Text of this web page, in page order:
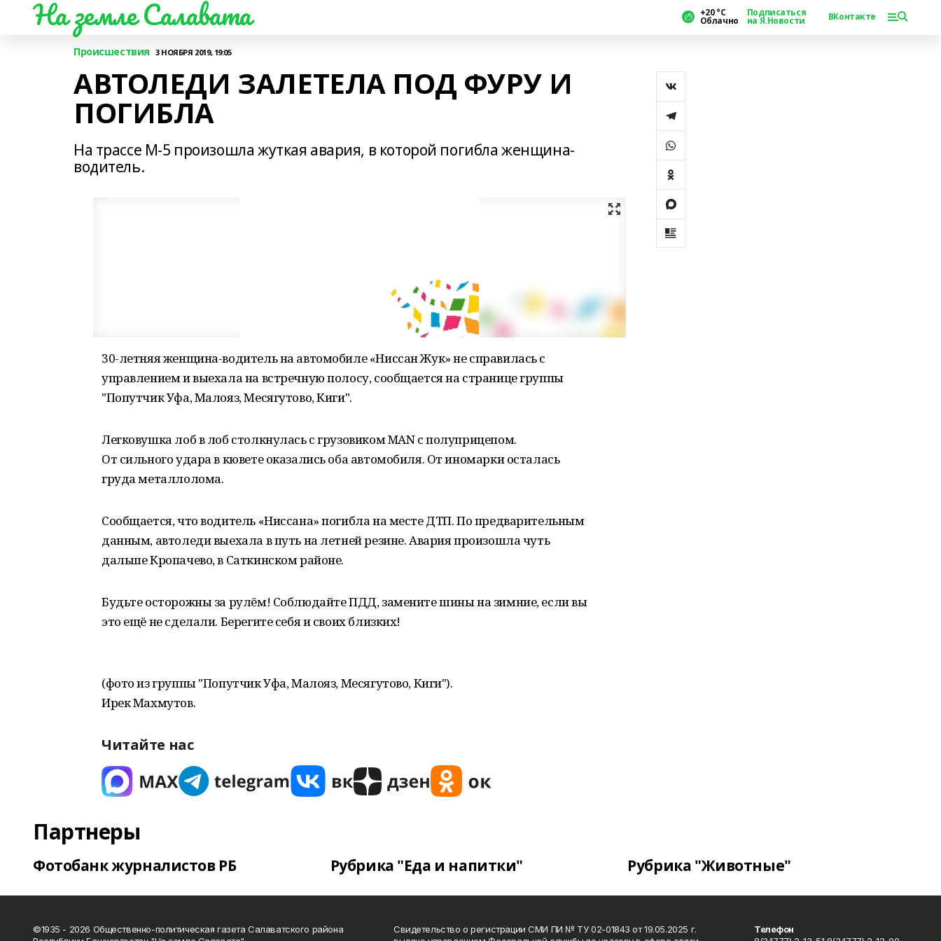
На земле Салавата +20 °С
Облачно
Подписаться
на Я.Новости ВКонтакте
Происшествия 3 НОЯБРЯ 2019, 19:05
АВТОЛЕДИ ЗАЛЕТЕЛА ПОД ФУРУ И
ПОГИБЛА
На трассе М-5 произошла жуткая авария, в которой погибла женщина-
водитель.
30-летняя женщина-водитель на автомобиле «Ниссан Жук» не справилась с
управлением и выехала на встречную полосу, сообщается на странице группы
"Попутчик Уфа, Малояз, Месягутово, Киги".
Легковушка лоб в лоб столкнулась с грузовиком MAN c полуприцепом.
От сильного удара в кювете оказались оба автомобиля. От иномарки осталась
груда металлолома.
Сообщается, что водитель «Ниссана» погибла на месте ДТП. По предварительным
данным, автоледи выехала в путь на летней резине. Авария произошла чуть
дальше Кропачево, в Саткинском районе.
Будьте осторожны за рулём! Соблюдайте ПДД, замените шины на зимние, если вы
это ещё не сделали. Берегите себя и своих близких!
(фото из группы "Попутчик Уфа, Малояз, Месягутово, Киги").
Ирек Махмутов.
Читайте нас
Партнеры
Фотобанк журналистов РБ Рубрика "Еда и напитки" Рубрика "Животные"
©1935 - 2026 Общественно-политическая газета Салаватского района
Свидетельство о регистрации СМИ ПИ № ТУ 02-01843 от 19.05.2025 г.
Телефон